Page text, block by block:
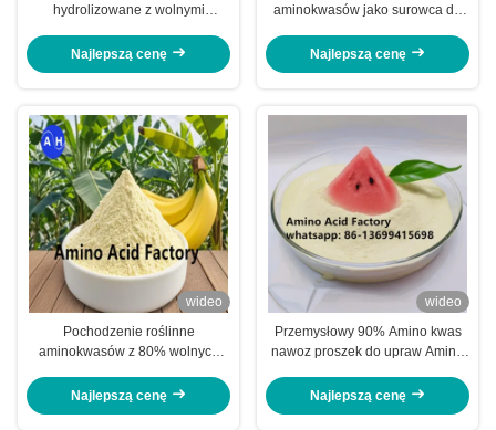
hydrolizowane z wolnymi
Całkowity azot ≥ 12,0% i wysoka
rozpuszczalność dla rolnictwa
Najlepszą cenę
aminokwasów jako surowca do
rozpuszczalnych w wodzie
Najlepszą cenę
wideo
Pochodzenie roślinne
aminokwasów z 80% wolnych
Najlepszą cenę
wideo
Przemysłowy 90% Amino kwas
nawoz proszek do upraw Amino
wydajności i tolerancji na stres
Najlepszą cenę